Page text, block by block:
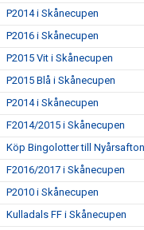
P2014 i Skånecupen
P2016 i Skånecupen
P2015 Vit i Skånecupen
P2015 Blå i Skånecupen
P2014 i Skånecupen
F2014/2015 i Skånecupen
Köp Bingolotter till
F2016/2017 i Skånecupen
P2010 i Skånecupen
Kulladals FF i Skånecupen